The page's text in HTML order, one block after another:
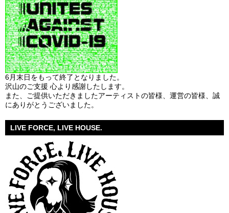
6月末日をもって終了となりました。
沢山のご支援 心より感謝したします。
また、ご提供いただきましたアーティストの皆様、運営の皆様、誠
にありがとうございました。
LIVE FORCE, LIVE HOUSE.